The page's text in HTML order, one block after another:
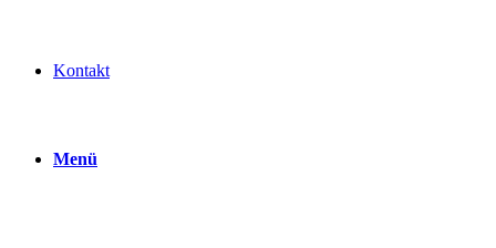
Kontakt
Menü